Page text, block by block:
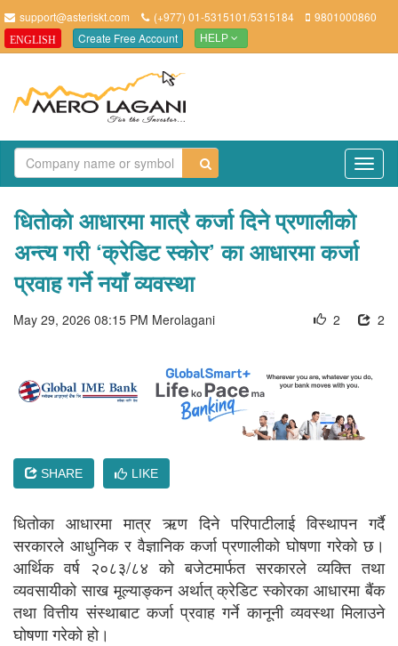
support@asteriskt.com (+977) 01-5315101/5315184 9801000860
ENGLISH Create Free Account HELP
धितोकाे आधारमा मात्रै कर्जा दिने प्रणालीको
अन्त्य गरी ‘क्रेडिट स्कोर’ का आधारमा कर्जा
प्रवाह गर्ने नयाँ व्यवस्था
May 29, 2026 08:15 PM Merolagani 2
2
SHARE LIKE
धिताेका आधारमा मात्र ऋण दिने परिपाटीलाई विस्थापन गर्दै
सरकारले आधुनिक र वैज्ञानिक कर्जा प्रणालीको घोषणा गरेको छ।
आर्थिक वर्ष २०८३/८४ को बजेटमार्फत सरकारले व्यक्ति तथा
व्यवसायीको साख मूल्याङ्कन अर्थात् क्रेडिट स्कोरका आधारमा बैंक
तथा वित्तीय संस्थाबाट कर्जा प्रवाह गर्ने कानूनी व्यवस्था मिलाउने
घोषणा गरेको हो।